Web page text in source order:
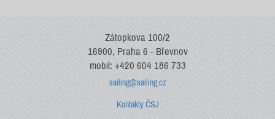
Zátopkova 100/2
16900, Praha 6 - Břevnov
mobil: +420 604 186 733
sailing@sailing.cz
Kontakty ČSJ